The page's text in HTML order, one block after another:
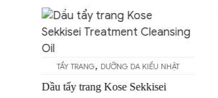
TẨY TRANG, DƯỠNG DA KIỂU NHẬT
Dầu tẩy trang Kose Sekkisei